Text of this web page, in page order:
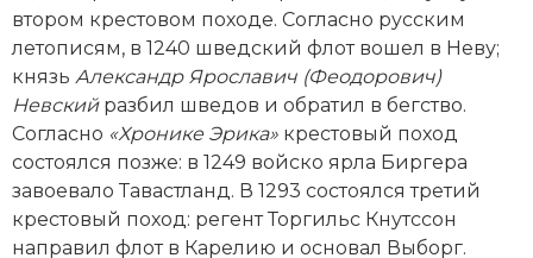
втором крестовом походе. Согласно русским
летописям, в 1240 шведский флот вошел в Неву;
князь Александр Ярославич (Феодорович)
Невскийразбил шведов и обратил в бегство.
Согласно «Хронике Эрика» крестовый поход
состоялся поз­же: в 1249 вой­ско ярла Биргера
завоевало Тавастланд. В 1293 состоялся третий
крестовый поход: регент Торгильс Кнутссон
направил флот в Карелию и основал Выборг.